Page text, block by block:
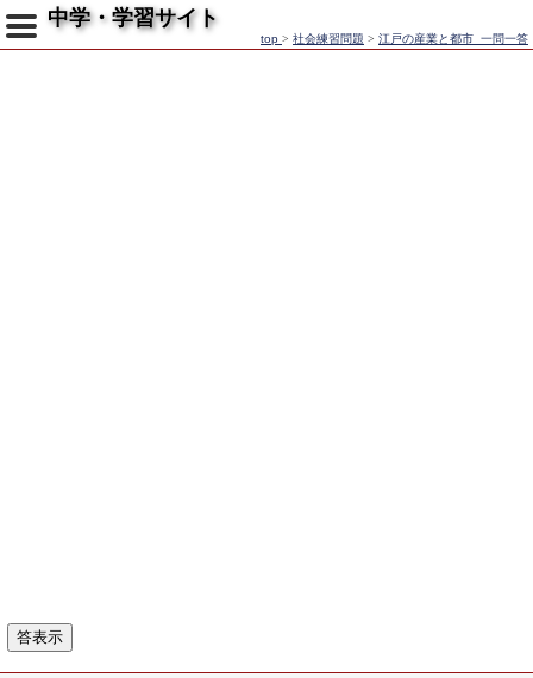
中学・学習サイト
top > 社会練習問題 > 江戸の産業と都市_一問一答